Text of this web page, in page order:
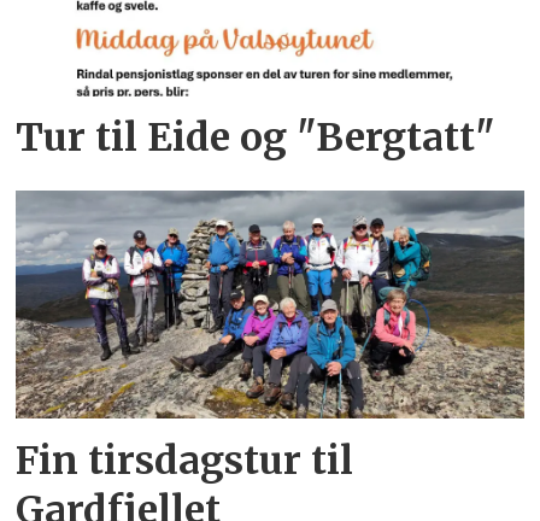
Tur til Eide og "Bergtatt"
Fin tirsdagstur til
Gardfjellet